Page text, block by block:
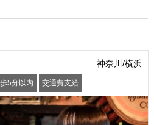
神奈川/横浜
5分以内 交通費支給